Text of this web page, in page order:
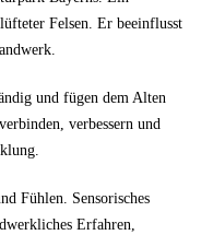
Felsen. Er beeinflusst
und fügen dem Alten
verbessern und
Fühlen. Sensorisches
Erfahren,